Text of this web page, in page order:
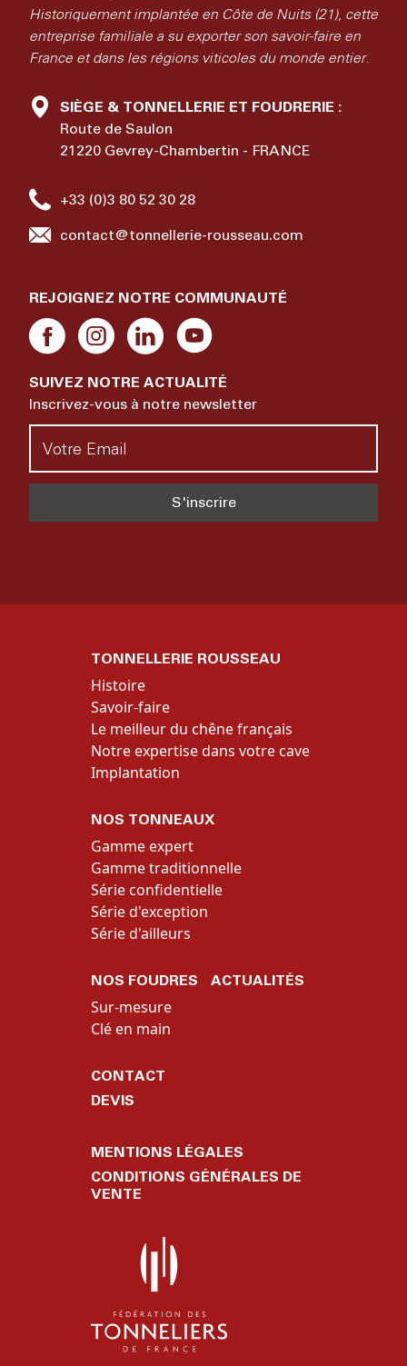
Historiquement implantée en Côte de Nuits (21), cette
entreprise familiale a su exporter son savoir-faire en
France et dans les régions viticoles du monde entier.
SIÈGE & TONNELLERIE ET FOUDRERIE :
Route de Saulon
21220 Gevrey-Chambertin - FRANCE
+33 (0)3 80 52 30 28
contact@tonnellerie-rousseau.com
REJOIGNEZ NOTRE COMMUNAUTÉ
SUIVEZ NOTRE ACTUALITÉ
Inscrivez-vous à notre newsletter
TONNELLERIE ROUSSEAU
Histoire
Savoir-faire
Le meilleur du chêne français
Notre expertise dans votre cave
Implantation
NOS TONNEAUX
Gamme expert
Gamme traditionnelle
Série confidentielle
Série d'exception
Série d'ailleurs
NOS FOUDRES
Sur-mesure
Clé en main
ACTUALITÉS
CONTACT
DEVIS
MENTIONS LÉGALES
CONDITIONS GÉNÉRALES DE
VENTE